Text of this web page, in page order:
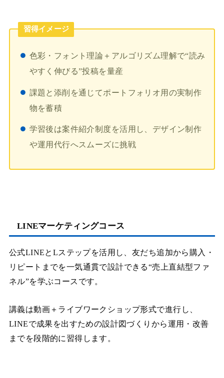
習得イメージ
色彩・フォント理論＋アルゴリズム理解で“読み
やすく伸びる”投稿を量産
課題と添削を通じてポートフォリオ用の実制作
物を蓄積
学習後は案件紹介制度を活用し、デザイン制作
や運用代行へスムーズに挑戦
LINEマーケティングコース
公式LINEとLステップを活用し、友だち追加から購入・
リピートまでを一気通貫で設計できる“売上直結型ファ
ネル”を学ぶコースです。
講義は動画＋ライブワークショップ形式で進行し、
LINEで成果を出すための設計図づくりから運用・改善
までを段階的に習得します。